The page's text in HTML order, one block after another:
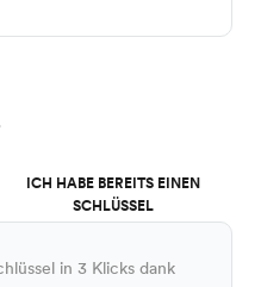
ICH HABE BEREITS EINEN
SCHLÜSSEL
in 3 Klicks dank